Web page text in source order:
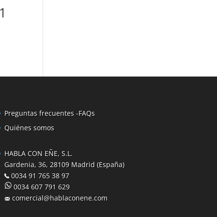
Preguntas frecuentes -FAQs
Quiénes somos
HABLA CON EÑE, S.L.
Gardenia, 36, 28109 Madrid (España)
0034 91 765 38 97
0034 607 791 629
comercial@hablaconene.com